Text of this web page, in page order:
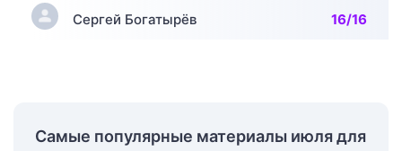
Сергей Богатырёв 16/16
Самые популярные материалы июля для